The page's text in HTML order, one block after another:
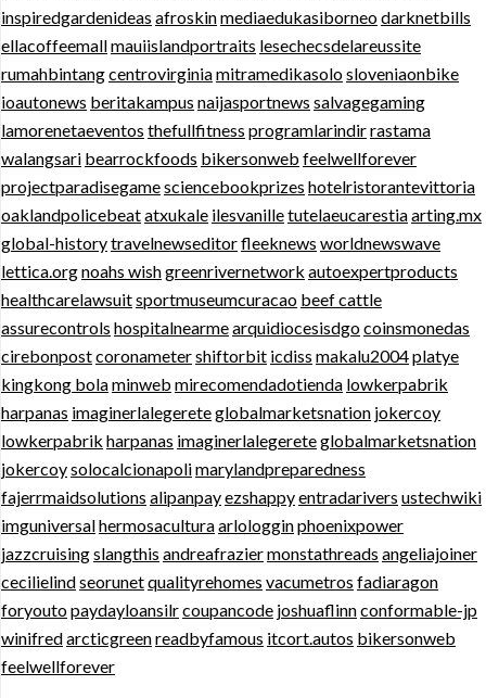
inspiredgardenideas afroskinmediaedukasiborneodarknetbills
ellacoffeemallmauiislandportraits lesechecsdelareussite
rumahbintangcentrovirginiamitramedikasolosloveniaonbike
ioautonews beritakampus naijasportnews salvagegaming
lamorenetaeventos thefullfitness programlarindirrastama
walangsari bearrockfoods bikersonweb feelwellforever
projectparadisegamesciencebookprizes hotelristorantevittoria
oaklandpolicebeatatxukale ilesvanilletutelaeucarestiaarting.mx
global-historytravelnewseditorfleeknews worldnewswave
lettica.orgnoahs wishgreenrivernetwork autoexpertproducts
healthcarelawsuitsportmuseumcuracao beef cattle
assurecontrols hospitalnearmearquidiocesisdgocoinsmonedas
cirebonpostcoronametershiftorbit icdiss makalu2004platye
kingkong bolaminweb mirecomendadotienda lowkerpabrik
harpanas imaginerlalegereteglobalmarketsnation jokercoy
lowkerpabrik harpanas imaginerlalegereteglobalmarketsnation
jokercoysolocalcionapolimarylandpreparedness
fajerrmaidsolutions alipanpayezshappyentradarivers ustechwiki
imguniversalhermosaculturaarlologginphoenixpower
jazzcruisingslangthis andreafraziermonstathreads angeliajoiner
cecilielindseorunetqualityrehomes vacumetros fadiaragon
foryoutopaydayloansilrcoupancode joshuaflinnconformable-jp
winifredarcticgreenreadbyfamous itcort.autos bikersonweb
feelwellforever